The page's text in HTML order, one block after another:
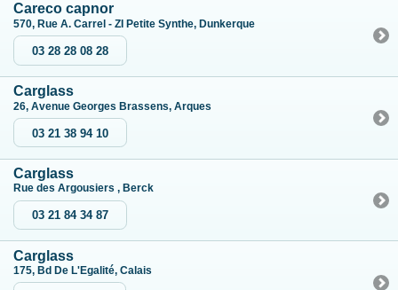
Careco capnor
570, Rue A. Carrel - ZI Petite Synthe, Dunkerque
03 28 28 08 28
Carglass
26, Avenue Georges Brassens, Arques
03 21 38 94 10
Carglass
Rue des Argousiers , Berck
03 21 84 34 87
Carglass
175, Bd De L'Egalité, Calais